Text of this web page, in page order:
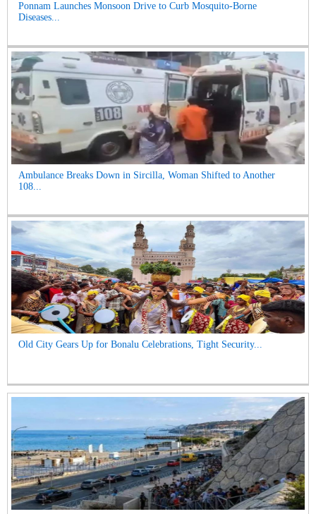
Ponnam Launches Monsoon Drive to Curb Mosquito-Borne
Diseases...
Ambulance Breaks Down in Sircilla, Woman Shifted to Another
108...
Old City Gears Up for Bonalu Celebrations, Tight Security...